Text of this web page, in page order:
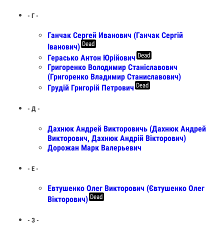
- Г -
Ганчак Сергей Иванович (Ганчак Сергій
Іванович) Dead
Герасько Антон Юрійович Dead
Григоренко Володимир Станіславович
(Григоренко Владимир Станиславович)
Грудій Григорій Петрович Dead
- Д -
Дахнюк Андрей Викторовичь (Дахнюк Андрей
Викторович, Дахнюк Андрій Вікторович)
Дорожан Марк Валерьевич
- Е -
Евтушенко Олег Викторович (Євтушенко Олег
Вікторович) Dead
- З -